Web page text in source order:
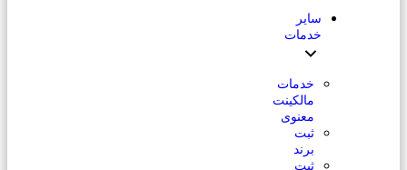
سایر
خدمات
خدمات
مالکینت
معنوی
ثبت
برند
ثبت